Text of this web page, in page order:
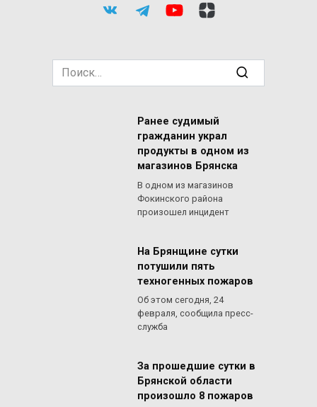
Search
for:
Ранее судимый
гражданин украл
продукты в одном из
магазинов Брянска
В одном из магазинов
Фокинского района
произошел инцидент
На Брянщине сутки
потушили пять
техногенных пожаров
Об этом сегодня, 24
февраля, сообщила пресс-
служба
За прошедшие сутки в
Брянской области
произошло 8 пожаров